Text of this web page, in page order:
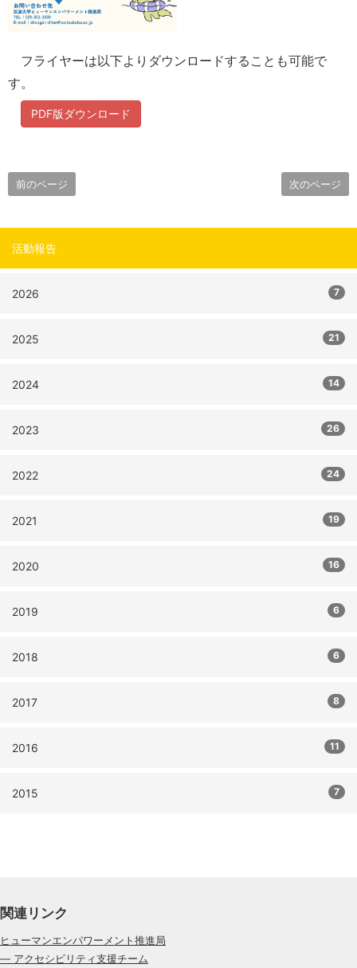
フライヤーは以下よりダウンロードすることも可能で
す。
PDF版ダウンロード
前のページ 次のページ
活動報告
2026 7
2025 21
2024 14
2023 26
2022 24
2021 19
2020 16
2019 6
2018 6
2017 8
2016 11
2015 7
関連リンク
ヒューマンエンパワーメント推進局
— アクセシビリティ支援チーム